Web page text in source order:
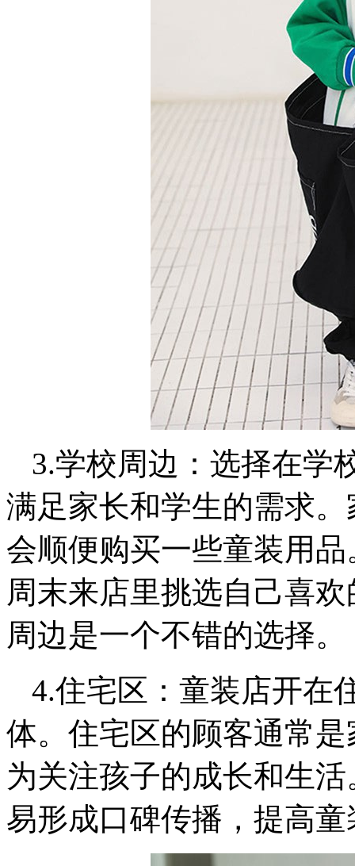
3.学校周边：选择在学
满足家长和学生的需求
会顺便购买一些童装用
周末来店里挑选自己喜
周边是一个不错的选择。
4.住宅区：童装店开在
体。住宅区的顾客通常
为关注孩子的成长和生
易形成口碑传播，提高